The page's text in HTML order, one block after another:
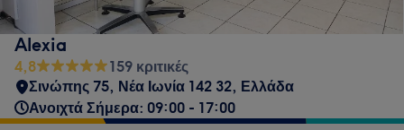
Alexia
4,8
159 κριτικές
Σινώπης 75, Νέα Ιωνία 142 32, Ελλάδα
Ανοιχτά Σήμερα: 09:00 - 17:00